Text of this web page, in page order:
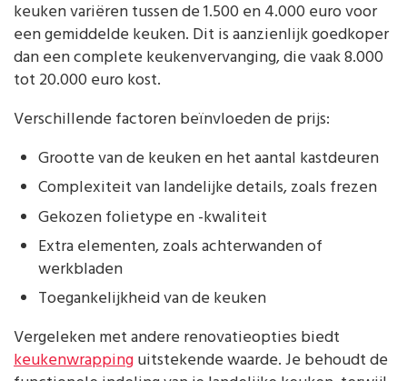
keuken variëren tussen de 1.500 en 4.000 euro voor
een gemiddelde keuken. Dit is aanzienlijk goedkoper
dan een complete keukenvervanging, die vaak 8.000
tot 20.000 euro kost.
Verschillende factoren beïnvloeden de prijs:
Grootte van de keuken en het aantal kastdeuren
Complexiteit van landelijke details, zoals frezen
Gekozen folietype en -kwaliteit
Extra elementen, zoals achterwanden of
werkbladen
Toegankelijkheid van de keuken
Vergeleken met andere renovatieopties biedt
keukenwrappinguitstekende waarde. Je behoudt de